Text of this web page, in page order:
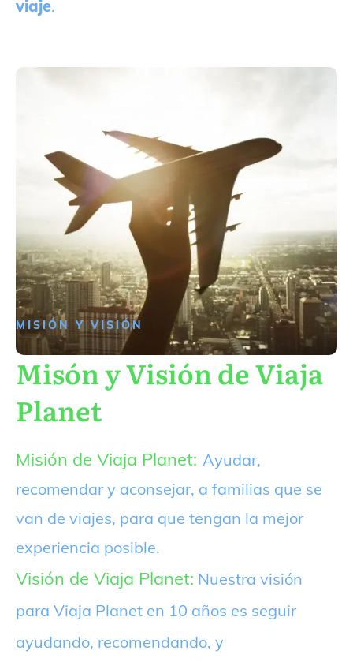
viaje.
MISIÓN Y VISIÓN
Misón y Visión de Viaja
Planet
Misión de Viaja Planet: Ayudar,
recomendar y aconsejar, a familias que se
van de viajes, para que tengan la mejor
experiencia posible.
Visión de Viaja Planet: Nuestra visión
para Viaja Planet en 10 años es seguir
ayudando, recomendando, y